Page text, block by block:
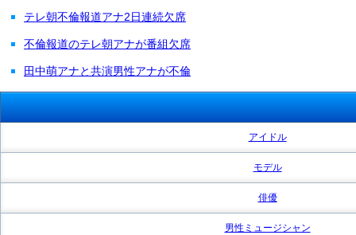
テレ朝不倫報道アナ2日連続欠席
不倫報道のテレ朝アナが番組欠席
田中萌アナと共演男性アナが不倫
アイドル
モデル
俳優
男性ミュージシャン